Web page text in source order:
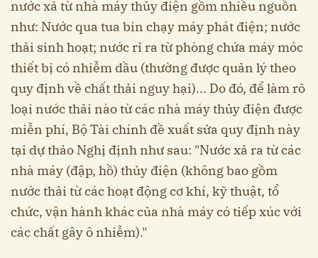
nước xả từ nhà máy thủy điện gồm nhiều nguồn
như: Nước qua tua bin chạy máy phát điện; nước
thải sinh hoạt; nước rỉ ra từ phòng chứa máy móc
thiết bị có nhiễm dầu (thường được quản lý theo
quy định về chất thải nguy hại)... Do đó, để làm rõ
loại nước thải nào từ các nhà máy thủy điện được
miễn phí, Bộ Tài chính đề xuất sửa quy định này
tại dự thảo Nghị định như sau: "Nước xả ra từ các
nhà máy (đập, hồ) thủy điện (không bao gồm
nước thải từ các hoạt động cơ khí, kỹ thuật, tổ
chức, vận hành khác của nhà máy có tiếp xúc với
các chất gây ô nhiễm)."